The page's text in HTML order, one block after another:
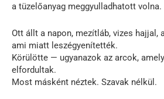
a tüzelőanyag meggyulladhatott volna.
Ott állt a napon, mezítláb, vizes hajjal,
ami miatt leszégyenítették.
Körülötte — ugyanazok az arcok,
elfordultak.
Most másként néztek. Szavak nélkül.